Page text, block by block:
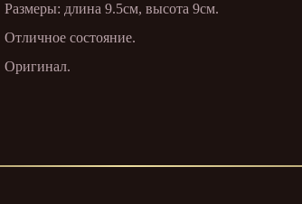
Размеры: длина 9.5см, высота 9см.
Отличное состояние.
Оригинал.